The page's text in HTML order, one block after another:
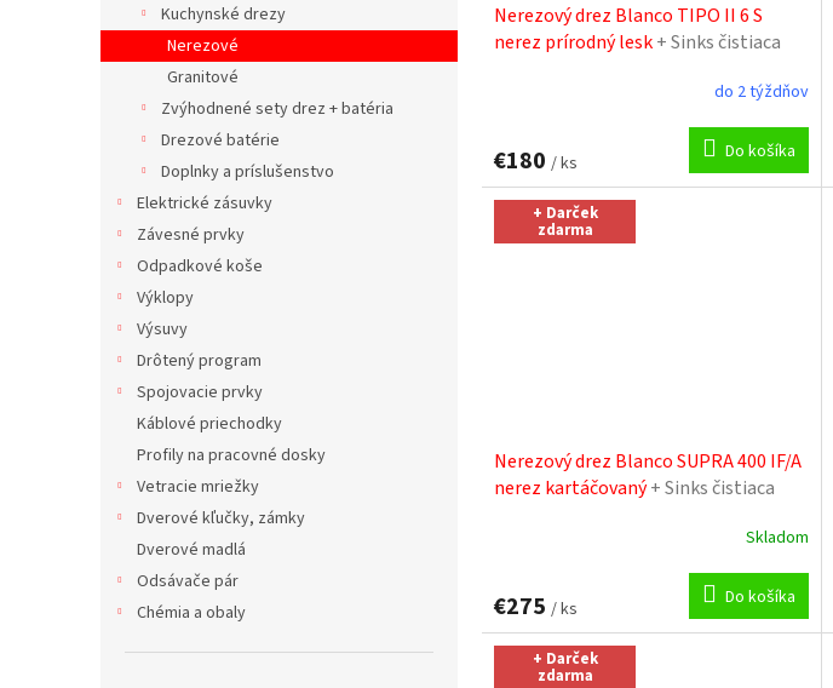
Kuchynské drezy
Nerezové
Granitové
Zvýhodnené sety drez + batéria
Drezové batérie
Doplnky a príslušenstvo
Elektrické zásuvky
Závesné prvky
Odpadkové koše
Výklopy
Výsuvy
Drôtený program
Spojovacie prvky
Káblové priechodky
Profily na pracovné dosky
Vetracie mriežky
Dverové kľučky, zámky
Dverové madlá
Odsávače pár
Chémia a obaly
Nerezový drez Blanco TIPO II 6 S
nerez prírodný lesk+ Sinks čistiaca
do 2 týždňov
€180 / ks Do košíka
+ Darček
zdarma
Nerezový drez Blanco SUPRA 400 IF/A
nerez kartáčovaný+ Sinks čistiaca
Skladom
€275 / ks Do košíka
+ Darček
zdarma